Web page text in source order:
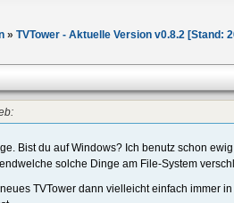
» TVTower - Aktuelle Version v0.8.2 [Stand:
Bist du auf Windows? Ich benutz schon
solche Dinge am File-System
TVTower dann vielleicht einfach immer